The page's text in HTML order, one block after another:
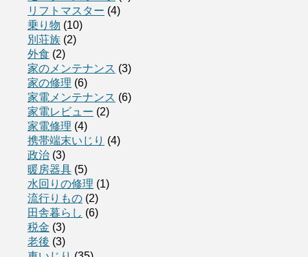
リフトマスター (4)
乗り物 (10)
別荘族 (2)
外食 (2)
家のメンテナンス (3)
家の修理 (6)
家電メンテナンス (6)
家電レビュー (2)
家電修理 (4)
携帯端末いじり (4)
政治 (3)
暖房器具 (5)
水回りの修理 (1)
流行りもの (2)
田舎暮らし (6)
税金 (3)
老後 (3)